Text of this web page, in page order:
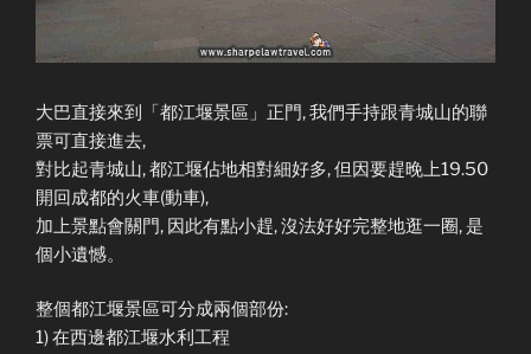
大巴直接來到「都江堰景區」正門, 我們手持跟青城山的聯
票可直接進去,
對比起青城山, 都江堰佔地相對細好多, 但因要趕晚上19.50
開回成都的火車(動車),
加上景點會關門, 因此有點小趕, 沒法好好完整地逛一圈, 是
個小遺憾。
整個都江堰景區可分成兩個部份:
1) 在西邊都江堰水利工程